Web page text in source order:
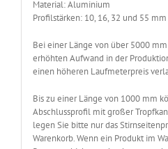
Material: Aluminium
Profilstärken: 10, 16, 32 und 55 mm
Bei einer Länge von über 5000
erhöhten Aufwand in der
einen höheren Laufmeterpreis
Bis zu einer Länge von 1000 mm
Abschlussprofil mit großer
legen Sie bitte nur das
Warenkorb. Wenn ein Produkt im